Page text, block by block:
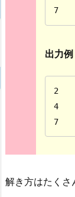
7
出力例
2
4
7
解き方はたくさ